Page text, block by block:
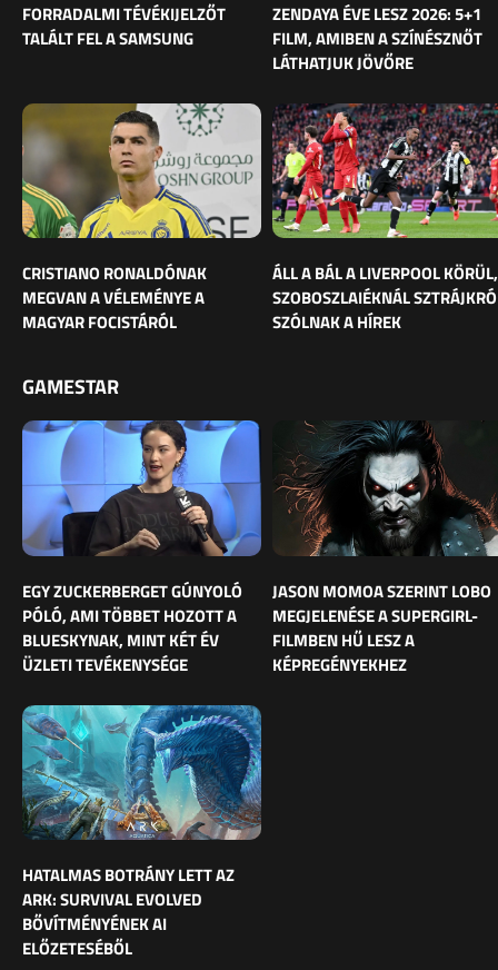
FORRADALMI TÉVÉKIJELZŐT
TALÁLT FEL A SAMSUNG
ZENDAYA ÉVE LESZ 2026: 5+1
FILM, AMIBEN A SZÍNÉSZNŐT
LÁTHATJUK JÖVŐRE
CRISTIANO RONALDÓNAK
MEGVAN A VÉLEMÉNYE A
MAGYAR FOCISTÁRÓL
ÁLL A BÁL A LIVERPOOL KÖRÜL,
SZOBOSZLAIÉKNÁL
SZÓLNAK A HÍREK
GAMESTAR
EGY ZUCKERBERGET GÚNYOLÓ
PÓLÓ, AMI TÖBBET HOZOTT A
BLUESKYNAK, MINT KÉT ÉV
ÜZLETI TEVÉKENYSÉGE
JASON MOMOA SZERINT LOBO
MEGJELENÉSE A SUPERGIRL-
FILMBEN HŰ LESZ A
KÉPREGÉNYEKHEZ
HATALMAS BOTRÁNY LETT AZ
ARK: SURVIVAL EVOLVED
BŐVÍTMÉNYÉNEK AI
ELŐZETESÉBŐL